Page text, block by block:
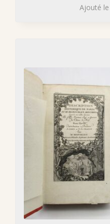
Ajouté le